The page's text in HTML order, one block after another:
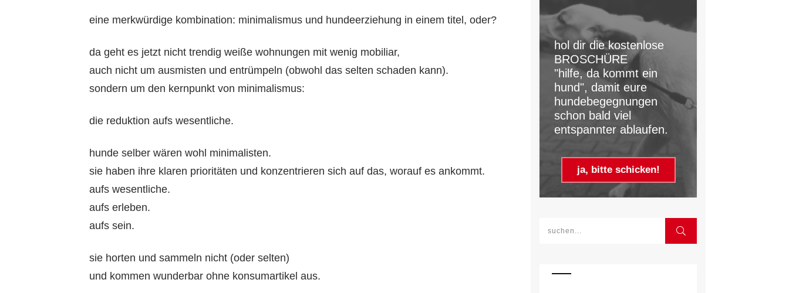
eine merkwürdige kombination: minimalismus und hundeerziehung in einem titel, oder?
da geht es jetzt nicht trendig weiße wohnungen mit wenig mobiliar,
auch nicht um ausmisten und entrümpeln (obwohl das selten schaden kann).
sondern um den kernpunkt von minimalismus:
die reduktion aufs wesentliche.
hunde selber wären wohl minimalisten.
sie haben ihre klaren prioritäten und konzentrieren sich auf das, worauf es ankommt.
aufs wesentliche.
aufs erleben.
aufs sein.
sie horten und sammeln nicht (oder selten)
und kommen wunderbar ohne konsumartikel aus.
hol dir die kostenlose
BROSCHÜRE
"hilfe, da kommt ein
hund", damit eure
hundebegegnungen
schon bald viel
entspannter ablaufen.
ja, bitte schicken!